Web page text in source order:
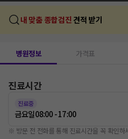
내 맞춤 종합검진 견적 받기
병원정보 가격표
진료시간
진료중
금요일08:00 - 17:00
※ 방문 전 전화를 통해 진료시간을 꼭 확인하